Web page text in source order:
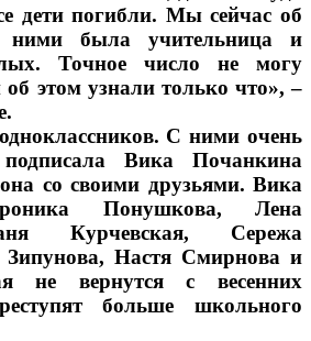
дети погибли. Мы сейчас об
была учительница и
Точное число не могу
этом узнали только что», –
С ними очень
Вика Почанкина
со своими друзьями. Вика
Понушкова, Лена
Курчевская, Сережа
Настя Смирнова и
не вернутся с весенних
больше школьного